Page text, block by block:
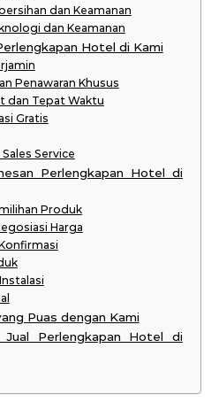
dan Keamanan
dan Keamanan
Hotel di Kami
Penawaran Khusus
dan Tepat Waktu
Gratis
Service
Perlengkapan Hotel di
Produk
Harga
Puas dengan Kami
Jual Perlengkapan Hotel di